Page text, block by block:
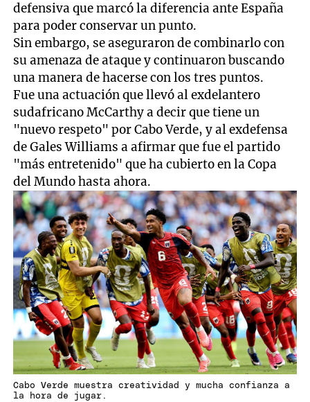
defensiva que marcó la diferencia ante España
para poder conservar un punto.
Sin embargo, se aseguraron de combinarlo con
su amenaza de ataque y continuaron buscando
una manera de hacerse con los tres puntos.
Fue una actuación que llevó al exdelantero
sudafricano McCarthy a decir que tiene un
"nuevo respeto" por Cabo Verde, y al exdefensa
de Gales Williams a afirmar que fue el partido
"más entretenido" que ha cubierto en la Copa
del Mundo hasta ahora.
Cabo Verde muestra creatividad y mucha confianza a
la hora de jugar.